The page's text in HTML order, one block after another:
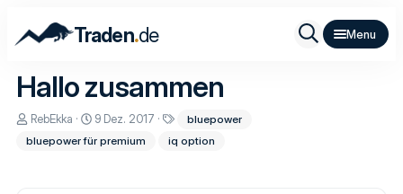
Traden.de
Hallo zusammen
E
s
RebEkka
E
s
9 Dez. 2017
h
bluepower
bluepower für premium
iq option